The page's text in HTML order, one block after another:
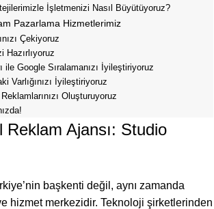
İşletmenizi Nasıl Büyütüyoruz?
Pazarlama Hizmetlerimiz
Çekiyoruz
Hazırlıyoruz
ile Google Sıralamanızı İyileştiriyoruz
Varlığınızı İyileştiriyoruz
Oluşturuyoruz
Reklam Ajansı: Studio
başkenti değil, aynı zamanda
hizmet merkezidir. Teknoloji şirketlerinden